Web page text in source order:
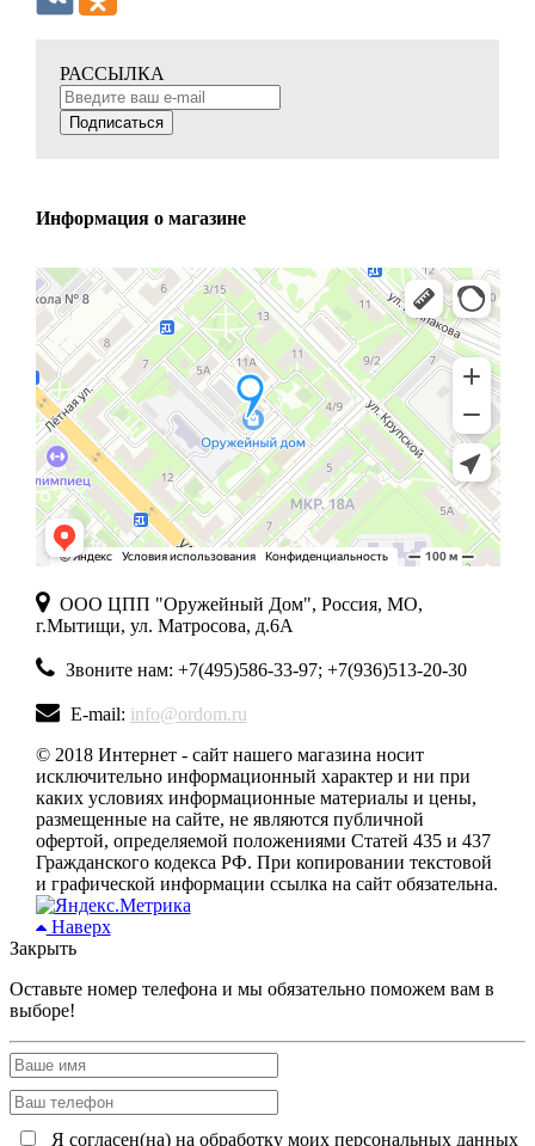
РАССЫЛКА
Подписаться
Информация о магазине
ООО ЦПП "Оружейный Дом", Россия, МО,
г.Мытищи, ул. Матросова, д.6А
Звоните нам: +7(495)586-33-97; +7(936)513-20-30
E-mail: info@ordom.ru
© 2018 Интернет - сайт нашего магазина носит
исключительно информационный характер и ни при
каких условиях информационные материалы и цены,
размещенные на сайте, не являются публичной
офертой, определяемой положениями Статей 435 и 437
Гражданского кодекса РФ. При копировании текстовой
и графической информации ссылка на сайт обязательна.
Наверх
Закрыть
Оставьте номер телефона и мы обязательно поможем вам в
выборе!
Я согласен(на) на обработку моих персональных данных